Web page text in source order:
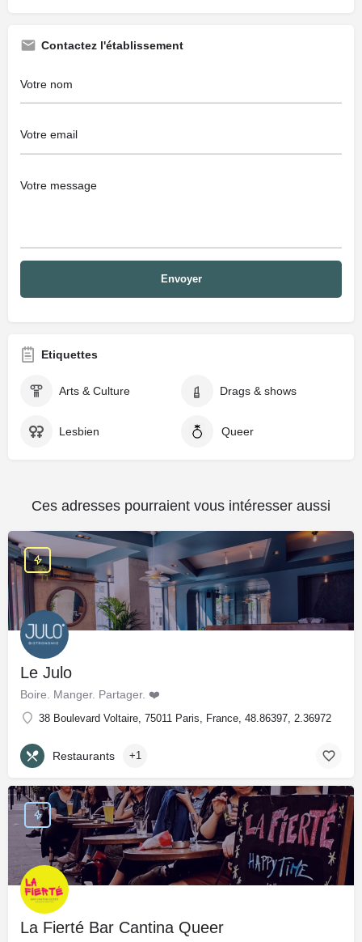
Contactez l'établissement
Etiquettes
Arts & Culture Drags & shows
Lesbien Queer
Ces adresses pourraient vous intéresser aussi
Le Julo
Boire. Manger. Partager. ❤️
38 Boulevard Voltaire, 75011 Paris, France, 48.86397, 2.36972
Restaurants +1
La Fierté Bar Cantina Queer